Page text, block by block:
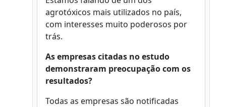
agrotóxicos mais utilizados no país,
com interesses muito poderosos por
trás.
As empresas citadas no estudo
demonstraram preocupação com os
resultados?
Todas as empresas são notificadas